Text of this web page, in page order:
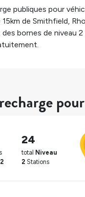
publiques pour
de Smithfield,
bornes de niveau
24
total Niveau
2 Stations